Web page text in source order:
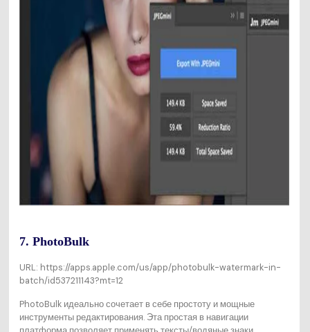
7. PhotoBulk
URL: https://apps.apple.com/us/app/photobulk-watermark-in-
batch/id537211143?mt=12
PhotoBulk идеально сочетает в себе простоту и мощные
инструменты редактирования. Эта простая в навигации